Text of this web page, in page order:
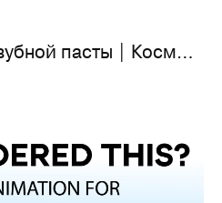
Упаковка, этикетка зубной пасты | Косметика